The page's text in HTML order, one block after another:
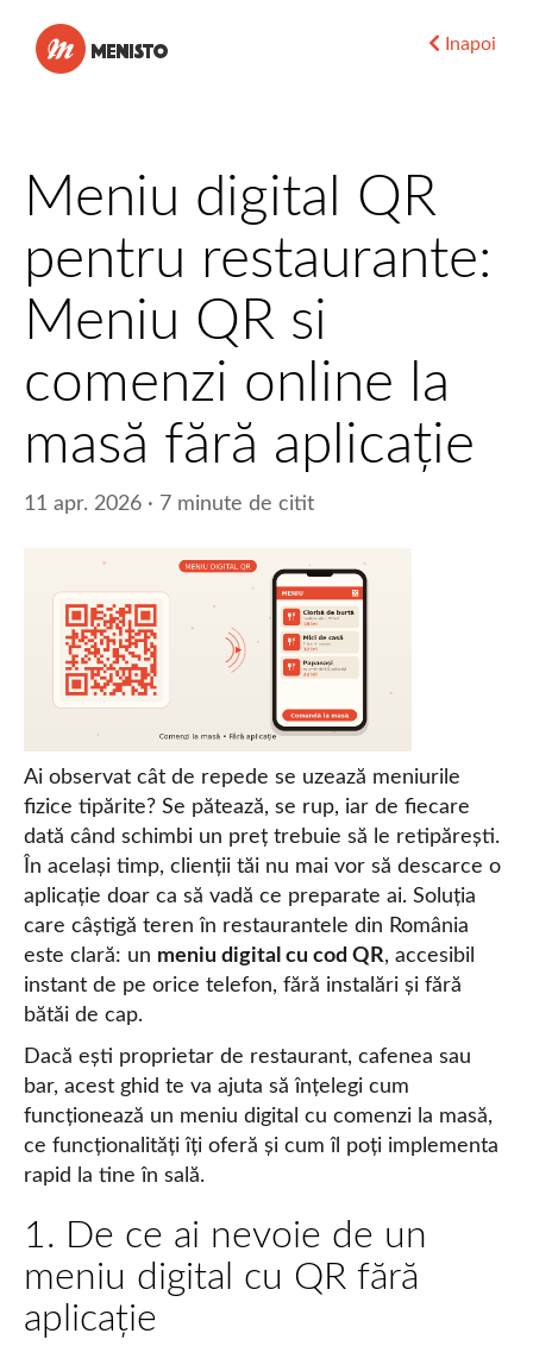
Inapoi
Meniu digital QR
pentru restaurante:
Meniu QR si
comenzi online la
masă fără aplicație
11 apr. 2026 · 7 minute de citit
Ai observat cât de repede se uzează meniurile
fizice tipărite? Se pătează, se rup, iar de fiecare
dată când schimbi un preț trebuie să le retipărești.
În același timp, clienții tăi nu mai vor să descarce o
aplicație doar ca să vadă ce preparate ai. Soluția
care câștigă teren în restaurantele din România
este clară: un meniu digital cu cod QR, accesibil
instant de pe orice telefon, fără instalări și fără
bătăi de cap.
Dacă ești proprietar de restaurant, cafenea sau
bar, acest ghid te va ajuta să înțelegi cum
funcționează un meniu digital cu comenzi la masă,
ce funcționalități îți oferă și cum îl poți implementa
rapid la tine în sală.
1. De ce ai nevoie de un
meniu digital cu QR fără
aplicație